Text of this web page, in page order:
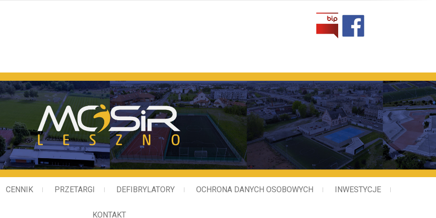
Miejski Ośrodek Sportu i Rekreacji w Lesznie
CENNIK PRZETARGI DEFIBRYLATORY OCHRONA DANYCH OSOBOWYCH INWESTYCJE
KONTAKT